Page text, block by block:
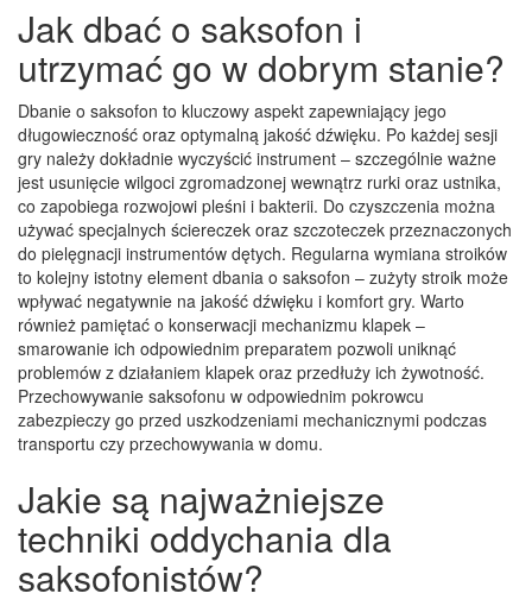
Jak dbać o saksofon i
utrzymać go w dobrym stanie?
Dbanie o saksofon to kluczowy aspekt zapewniający jego
długowieczność oraz optymalną jakość dźwięku. Po każdej sesji
gry należy dokładnie wyczyścić instrument – szczególnie ważne
jest usunięcie wilgoci zgromadzonej wewnątrz rurki oraz ustnika,
co zapobiega rozwojowi pleśni i bakterii. Do czyszczenia można
używać specjalnych ściereczek oraz szczoteczek przeznaczonych
do pielęgnacji instrumentów dętych. Regularna wymiana stroików
to kolejny istotny element dbania o saksofon – zużyty stroik może
wpływać negatywnie na jakość dźwięku i komfort gry. Warto
również pamiętać o konserwacji mechanizmu klapek –
smarowanie ich odpowiednim preparatem pozwoli uniknąć
problemów z działaniem klapek oraz przedłuży ich żywotność.
Przechowywanie saksofonu w odpowiednim pokrowcu
zabezpieczy go przed uszkodzeniami mechanicznymi podczas
transportu czy przechowywania w domu.
Jakie są najważniejsze
techniki oddychania dla
saksofonistów?